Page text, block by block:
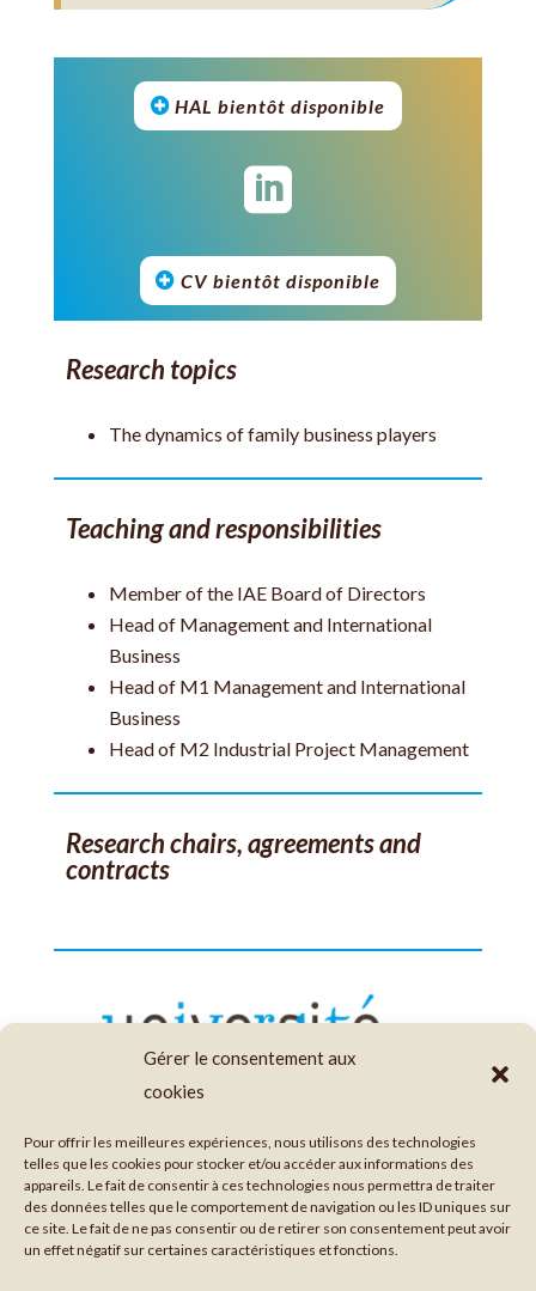
Gérer le consentement aux
cookies
Pour offrir les meilleures expériences, nous utilisons des technologies
telles que les cookies pour stocker et/ou accéder aux informations des
appareils. Le fait de consentir à ces technologies nous permettra de traiter
des données telles que le comportement de navigation ou les ID uniques sur
ce site. Le fait de ne pas consentir ou de retirer son consentement peut avoir
un effet négatif sur certaines caractéristiques et fonctions.
HAL bientôt disponible

CV bientôt disponible
Research topics
The dynamics of family business players
Teaching and responsibilities
Member of the IAE Board of Directors
Head of Management and International
Business
Head of M1 Management and International
Business
Head of M2 Industrial Project Management
Research chairs, agreements and
contracts
GO BACK TO PERMANENT MEMBERS